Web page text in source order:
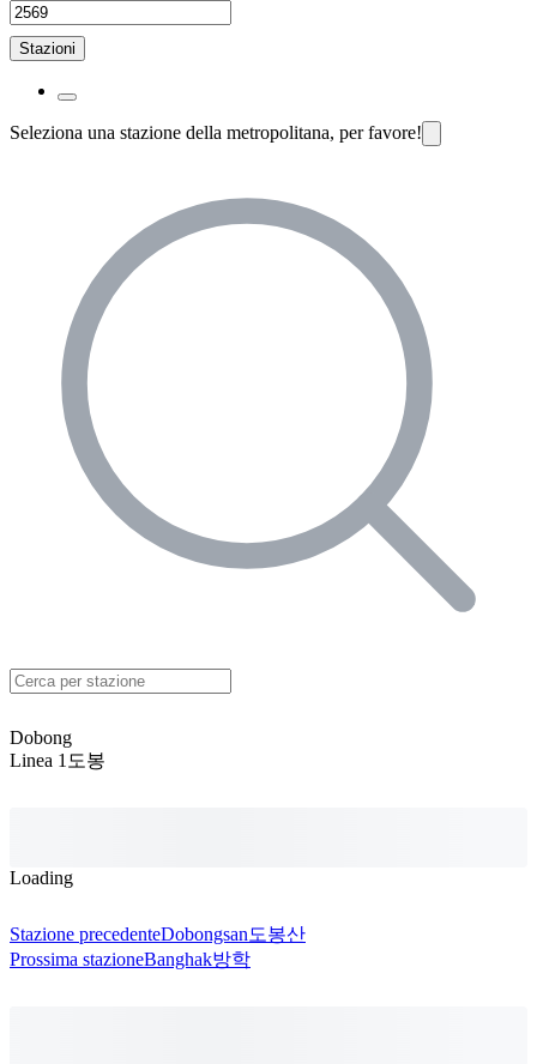
Stazioni
Seleziona una stazione della metropolitana, per favore!
Dobong
Linea 1 도봉
Loading
Stazione precedenteDobongsan도봉산
Prossima stazioneBanghak방학